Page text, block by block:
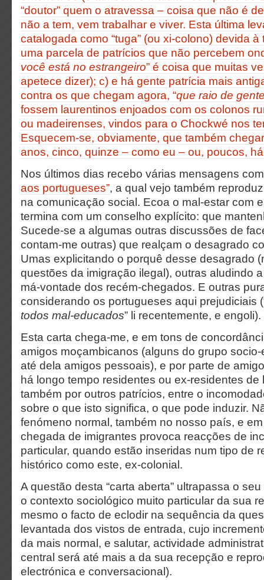
“doutor” quem o atravessa – coisa que não é
não a tem, vem trabalhar e viver. Esta última
catalogada como “tuga” (ou xi-colono) devida
uma parcela de patrícios que não percebem
você está no estrangeiro” é coisa que muitas
apetece dizer); c) e há gente patrícia mais
contra os que chegam agora, “que raio de
fossem laurentinos enjoados com os colonos
ou madeirenses, vindos para o Chockwé nos
Esquecem-se, obviamente, que também
anos, cinco, quinze – como eu – ou, poucos,
Nos últimos dias recebo várias mensagens
aos portugueses”, a qual vejo também
na comunicação social. Ecoa o mal-estar com
termina com um conselho explícito: que
Sucede-se a algumas outras discussões de
contam-me outras) que realçam o desagrado
Umas explicitando o porquê desse desagrado
questões da imigração ilegal), outras aludindo
má-vontade dos recém-chegados. E outras
considerando os portugueses aqui prejudiciais
todos mal-educados” li recentemente, e engoli).
Esta carta chega-me, e em tons de
amigos moçambicanos (alguns do grupo
até dela amigos pessoais), e por parte de
há longo tempo residentes ou ex-residentes de
também por outros patrícios, entre o
sobre o que isto significa, o que pode induzir.
fenómeno normal, também no nosso país, e
chegada de imigrantes provoca reacções de
particular, quando estão inseridas num tipo de
histórico como este, ex-colonial.
A questão desta “carta aberta” ultrapassa o
o contexto sociológico muito particular da sua
mesmo o facto de eclodir na sequência da
levantada dos vistos de entrada, cujo
da mais normal, e salutar, actividade
central será até mais a da sua recepção e
electrónica e conversacional).